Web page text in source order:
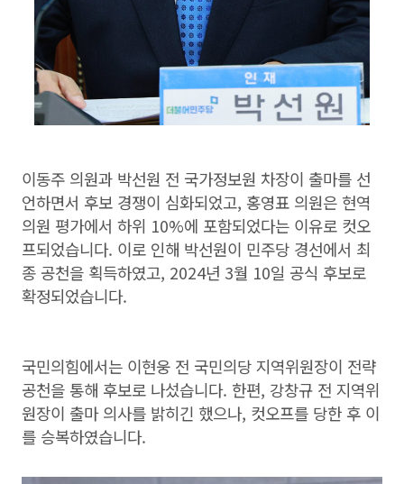
이동주 의원과 박선원 전 국가정보원 차장이 출마를 선
언하면서 후보 경쟁이 심화되었고, 홍영표 의원은 현역
의원 평가에서 하위 10%에 포함되었다는 이유로 컷오
프되었습니다. 이로 인해 박선원이 민주당 경선에서 최
종 공천을 획득하였고, 2024년 3월 10일 공식 후보로
확정되었습니다.
국민의힘에서는 이현웅 전 국민의당 지역위원장이 전략
공천을 통해 후보로 나섰습니다. 한편, 강창규 전 지역위
원장이 출마 의사를 밝히긴 했으나, 컷오프를 당한 후 이
를 승복하였습니다.